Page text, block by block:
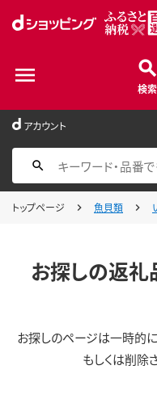
検索
アカウント
トップページ 魚貝類
お探しの返礼
お探しのページは一時的
もしくは削除